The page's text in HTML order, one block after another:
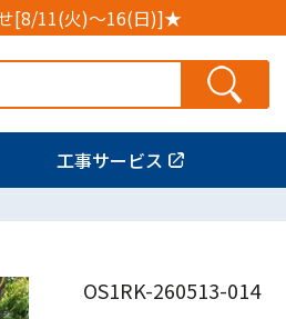
[8/11(火)～16(日)]★
工事サービス
OS1RK-260513-014